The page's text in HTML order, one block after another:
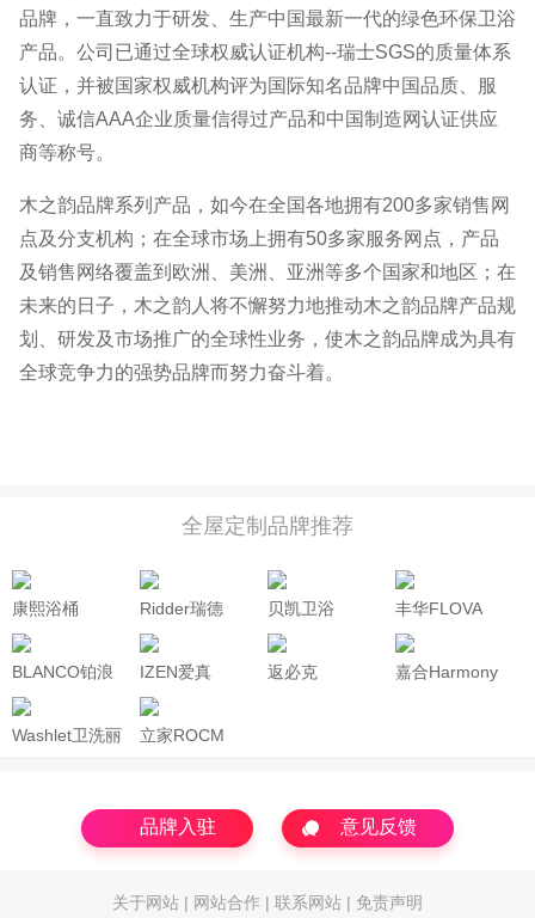
品牌，一直致力于研发、生产中国最新一代的绿色环保卫浴
产品。公司已通过全球权威认证机构--瑞士SGS的质量体系
认证，并被国家权威机构评为国际知名品牌中国品质、服
务、诚信AAA企业质量信得过产品和中国制造网认证供应
商等称号。
木之韵品牌系列产品，如今在全国各地拥有200多家销售网
点及分支机构；在全球市场上拥有50多家服务网点，产品
及销售网络覆盖到欧洲、美洲、亚洲等多个国家和地区；在
未来的日子，木之韵人将不懈努力地推动木之韵品牌产品规
划、研发及市场推广的全球性业务，使木之韵品牌成为具有
全球竞争力的强势品牌而努力奋斗着。
全屋定制品牌推荐
康熙浴桶 Ridder瑞德
贝凯卫浴
丰华FLOVA
BLANCO铂浪
高
IZEN爱真
返必克
嘉合Harmony
Washlet卫洗丽 立家ROCM
品牌入驻 意见反馈
关于网站 网站合作 联系网站 免责声明